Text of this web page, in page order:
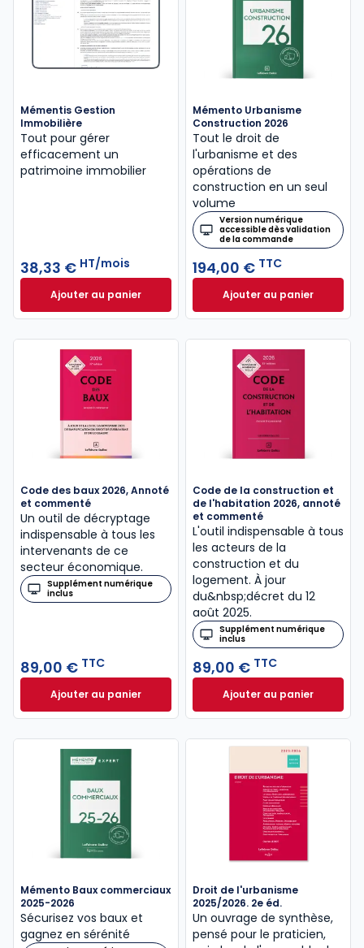
Mémentis Gestion
Immobilière
Tout pour gérer
efficacement un
patrimoine immobilier
38,33 € HT/mois
Ajouter au panierMémentis Gestion Immobilière à 38,33 €HT/mois
Mémento Urbanisme
Construction 2026
Tout le droit de
l'urbanisme et des
opérations de
construction en un seul
volume
Version numérique
accessible dès validation
de la commande
194,00 € TTC
Ajouter au panier
Mémento
Code des baux 2026, Annoté
et commenté
Un outil de décryptage
indispensable à tous les
intervenants de ce
secteur économique.
Supplément numérique
inclus
89,00 € TTC
Ajouter au panierCode des baux 2026, Annoté et commenté à 89,00
Code de la construction et
de l'habitation 2026, annoté
et commenté
L'outil indispensable à tous
les acteurs de la
construction et du
logement. À jour
du&nbsp;décret du 12
août 2025.
Supplément numérique
inclus
89,00 € TTC
Ajouter au panier
Code de la
Mémento Baux commerciaux
2025-2026
Sécurisez vos baux et
gagnez en sérénité
Droit de l'urbanisme
2025/2026. 2e éd.
Un ouvrage de synthèse,
pensé pour le praticien,